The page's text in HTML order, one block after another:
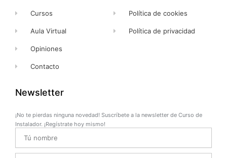
Cursos
Aula Virtual
Opiniones
Contacto
Política de cookies
Política de privacidad
Newsletter
¡No te pierdas ninguna novedad! Suscríbete a la newsletter de Curso de
Instalador. ¡Regístrate hoy mismo!